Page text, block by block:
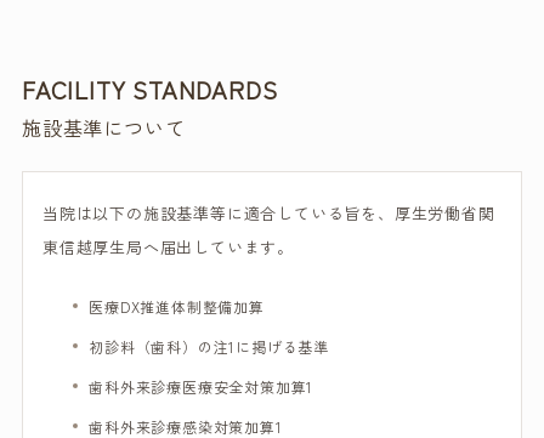
FACILITY STANDARDS
施設基準について
当院は以下の施設基準等に適合している旨を、厚生労働省関
東信越厚生局へ届出しています。
医療DX推進体制整備加算
初診料（歯科）の注1に掲げる基準
歯科外来診療医療安全対策加算1
歯科外来診療感染対策加算1